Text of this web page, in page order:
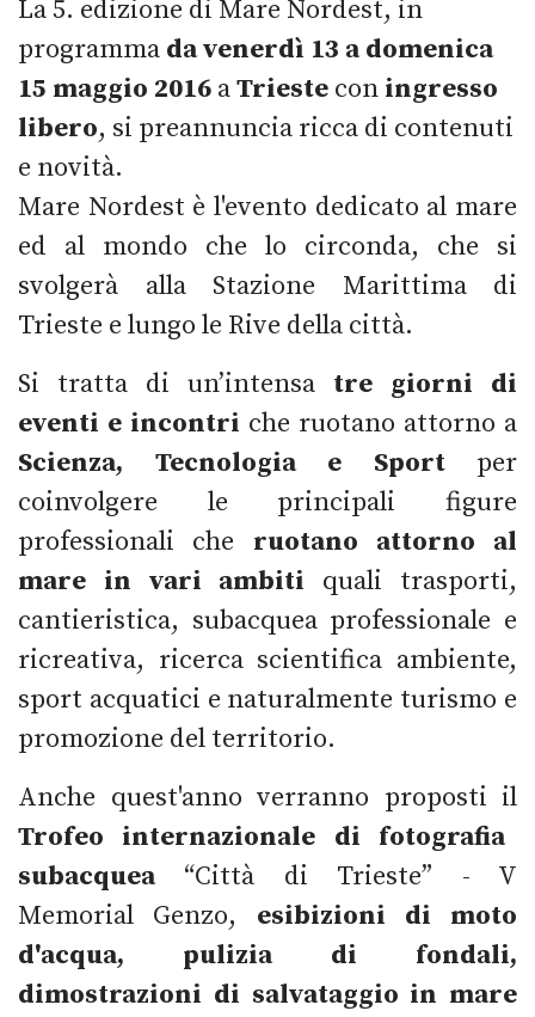
La 5. edizione di Mare Nordest, in
programma da venerdì 13 a domenica
15 maggio 2016 aTrieste con ingresso
libero, si preannuncia ricca di contenuti
e novità.
Mare Nordest è l'evento dedicato al mare
ed al mondo che lo circonda, che si
svolgerà alla Stazione Marittima di
Trieste e lungo le Rive della città.
Si tratta di un’intensa tre giorni di
eventi e incontri che ruotano attorno a
Scienza, Tecnologia e Sportper
coinvolgere le principali figure
professionali che ruotano attorno al
mare in vari ambiti quali trasporti,
cantieristica, subacquea professionale e
ricreativa, ricerca scientifica ambiente,
sport acquatici e naturalmente turismo e
promozione del territorio.
Anche quest'anno verranno proposti il
Trofeo internazionale di fotografia
subacquea “Città di Trieste” - V
Memorial Genzo, esibizioni di moto
d'acqua, pulizia di fondali,
dimostrazioni di salvataggio in mare